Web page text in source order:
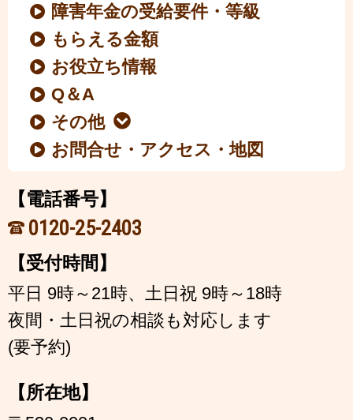
障害年金の受給要件・等級
もらえる金額
お役立ち情報
Q＆A
その他
お問合せ・アクセス・地図
【電話番号】
0120-25-2403
【受付時間】
平日 9時～21時、土日祝 9時～18時
夜間・土日祝の相談も対応します
(要予約)
【所在地】